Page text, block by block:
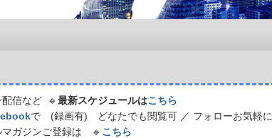
信など 🔹 最新スケジュールはこちら
で (録画有) どなたでも閲覧可 ／ フォローお気軽に
マガジンご登録は 🔹 こちら